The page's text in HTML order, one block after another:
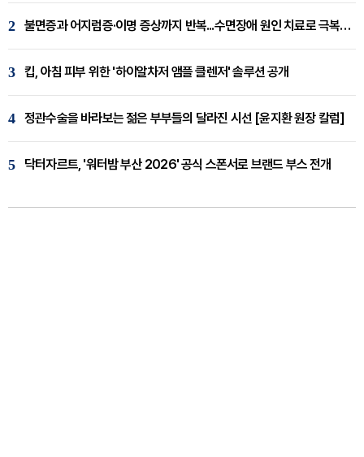
2 불면증과 어지럼증·이명 증상까지 반복...수면장애 원인 치료로 극복해야
3 킵, 아침 피부 위한 '하이알차저 앰플 클렌저' 솔루션 공개
4 정관수술을 바라보는 젊은 부부들의 달라진 시선 [윤지환 원장 칼럼]
5 닥터자르트, '워터밤 부산 2026' 공식 스폰서로 브랜드 부스 전개